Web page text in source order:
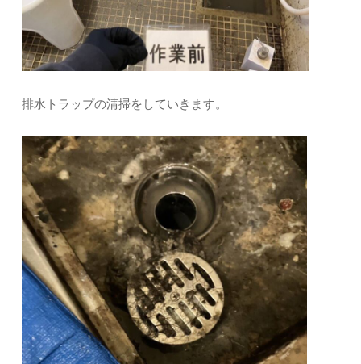
排水トラップの清掃をしていきます。